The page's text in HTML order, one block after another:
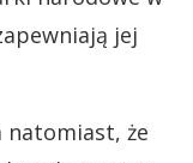
jej
natomiast, że